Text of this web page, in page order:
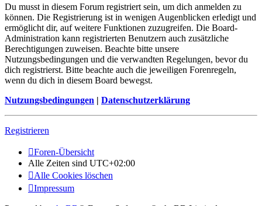
Du musst in diesem Forum registriert sein, um dich anmelden zu
können. Die Registrierung ist in wenigen Augenblicken erledigt und
ermöglicht dir, auf weitere Funktionen zuzugreifen. Die Board-
Administration kann registrierten Benutzern auch zusätzliche
Berechtigungen zuweisen. Beachte bitte unsere
Nutzungsbedingungen und die verwandten Regelungen, bevor du
dich registrierst. Bitte beachte auch die jeweiligen Forenregeln,
wenn du dich in diesem Board bewegst.
Nutzungsbedingungen | Datenschutzerklärung
Registrieren
Foren-Übersicht
Alle Zeiten sind UTC+02:00
Alle Cookies löschen
Impressum